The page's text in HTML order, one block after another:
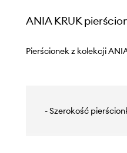
ANIA KRUK
Pierścionek z kolekcji
- Szerokość